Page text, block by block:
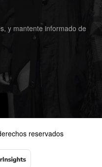
y mantente informado de
reservados